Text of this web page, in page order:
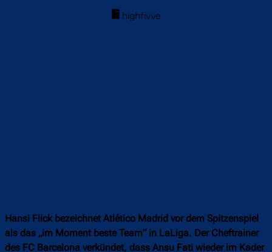
Hansi Flick bezeichnet Atlético Madrid vor dem Spitzenspiel
als das „im Moment beste Team“ in LaLiga. Der Cheftrainer
des FC Barcelona verkündet, dass Ansu Fati wieder im Kader